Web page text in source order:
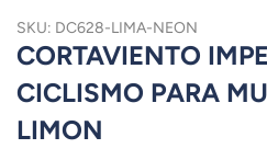
SKU: DC628-LIMA-NEON
CORTAVIENTO
CICLISMO PARA
LIMON